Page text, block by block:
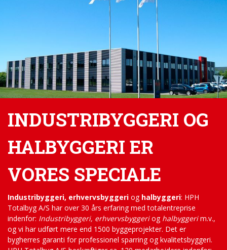
INDUSTRIBYGGERI OG
HALBYGGERI ER
VORES SPECIALE
Industribyggeri, erhvervsbyggeri og halbyggeri: HPH
Totalbyg A/S har over 30 års erfaring med totalentreprise
indenfor: Industribyggeri, erhvervsbyggeriog halbyggerim.v.,
og vi har udført mere end 1500 byggeprojekter. Det er
bygherres garanti for professionel sparring og kvalitetsbyggeri.